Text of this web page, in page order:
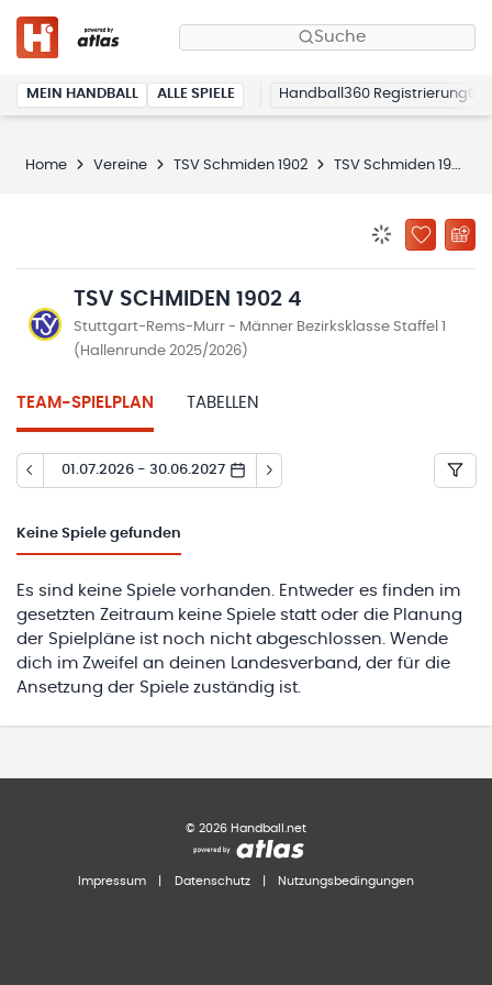
Suche
MEIN HANDBALL ALLE SPIELE Handball360 Registrierung
Home Vereine TSV Schmiden 1902 TSV Schmiden 1902 4
ZU
TSV SCHMIDEN 1902 4
Stuttgart-Rems-Murr - Männer Bezirksklasse Staffel 1
(Hallenrunde 2025/2026)
TEAM-SPIELPLAN TABELLEN
01.07.2026 - 30.06.2027
Keine Spiele gefunden
Es sind keine Spiele vorhanden. Entweder es finden im
gesetzten Zeitraum keine Spiele statt oder die Planung
der Spielpläne ist noch nicht abgeschlossen. Wende
dich im Zweifel an deinen Landesverband, der für die
Ansetzung der Spiele zuständig ist.
© 2026 Handball.net
Impressum Datenschutz Nutzungsbedingungen